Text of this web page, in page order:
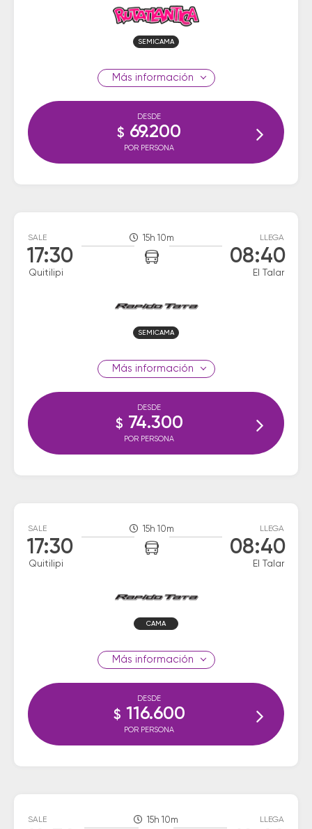
SEMICAMA
información
DESDE
$ 69.200
POR PERSONA
SALE
17:30
Quitilipi
15h 10m LLEGA
08:40
El Talar
SEMICAMA
información
DESDE
$ 74.300
POR PERSONA
SALE
17:30
Quitilipi
15h 10m LLEGA
08:40
El Talar
CAMA
información
DESDE
$ 116.600
POR PERSONA
SALE 15h 10m LLEGA